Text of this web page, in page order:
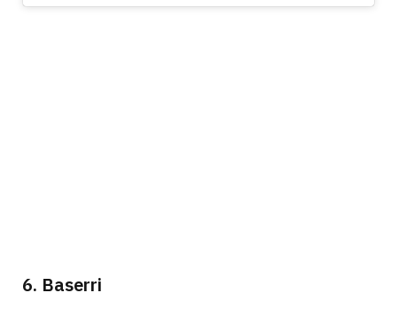
6. Baserri